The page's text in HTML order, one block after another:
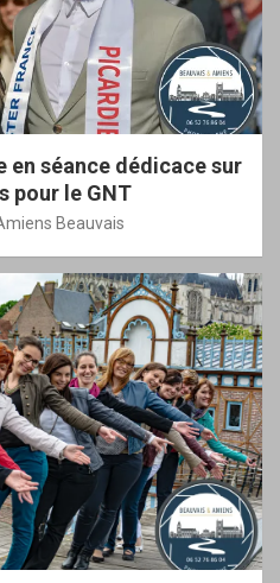
en séance dédicace sur
pour le GNT
Beauvais